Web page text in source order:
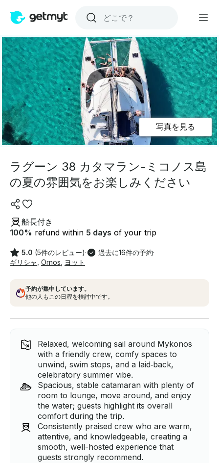
写真を見る
ラグーン 38 カタマラン-ミコノス島
の夏の雰囲気をお楽しみください
船長付き
100% refund within 5 days of your trip
5.0 (5件のレビュー)· 過去に16件の予約·
ギリシャ Ornos ヨット
予約が集中しています。
他の人もこの日程を検討中です。
Relaxed, welcoming sail around Mykonos
with a friendly crew, comfy spaces to
unwind, swim stops, and a laid‑back,
celebratory summer vibe.
Spacious, stable catamaran with plenty of
room to lounge, move around, and enjoy
the water; guests highlight its overall
comfort during the trip.
Consistently praised crew who are warm,
attentive, and knowledgeable, creating a
smooth, well-hosted experience that
guests strongly recommend.